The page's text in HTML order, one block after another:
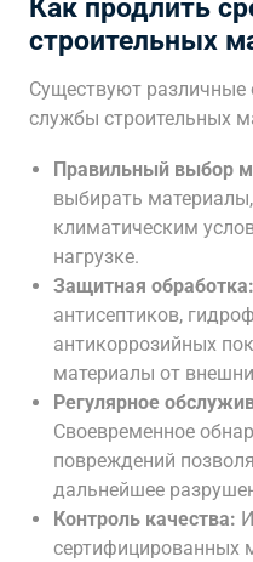
Как продлить
строительных
Существуют различные
службы строительных
Правильный выбор
выбирать
климатическим
нагрузке.
Защитная обработка:
антисептиков,
антикоррозийных
материалы от
Регулярное
Своевременное
повреждений
дальнейшее
Контроль качества:
сертифицированных